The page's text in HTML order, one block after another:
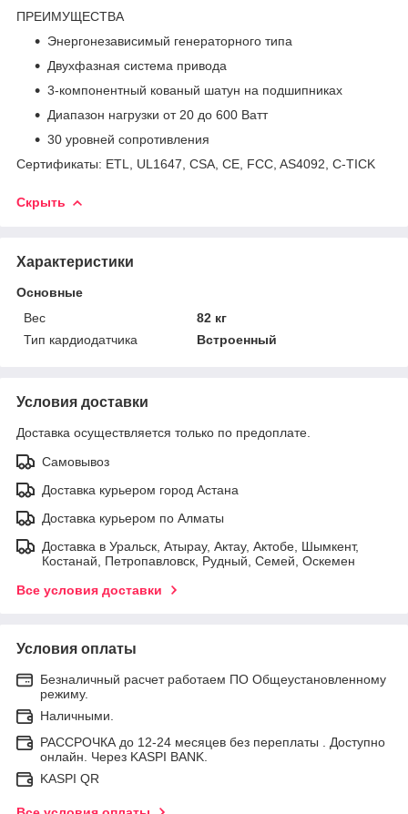
ПРЕИМУЩЕСТВА
Энергонезависимый генераторного типа
Двухфазная система привода
3-компонентный кованый шатун на подшипниках
Диапазон нагрузки от 20 до 600 Ватт
30 уровней сопротивления
Сертификаты: ETL, UL1647, CSA, CE, FCC, AS4092, C-TICK
Скрыть
Характеристики
Основные
Вес
82 кг
Тип кардиодатчика
Встроенный
Условия доставки
Доставка осуществляется только по предоплате.
Самовывоз
Доставка курьером город Астана
Доставка курьером по Алматы
Доставка в Уральск, Атырау, Актау, Актобе, Шымкент,
Костанай, Петропавловск, Рудный, Семей, Оскемен
Все условия доставки
Условия оплаты
Безналичный расчет работаем ПО Общеустановленному
режиму.
Наличными.
РАССРОЧКА до 12-24 месяцев без переплаты . Доступно
онлайн. Через KASPI BANK.
KASPI QR